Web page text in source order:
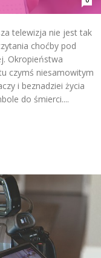
telewizja nie jest tak
choćby pod
Okropieństwa
czymś niesamowitym
i beznadziei życia
do śmierci....